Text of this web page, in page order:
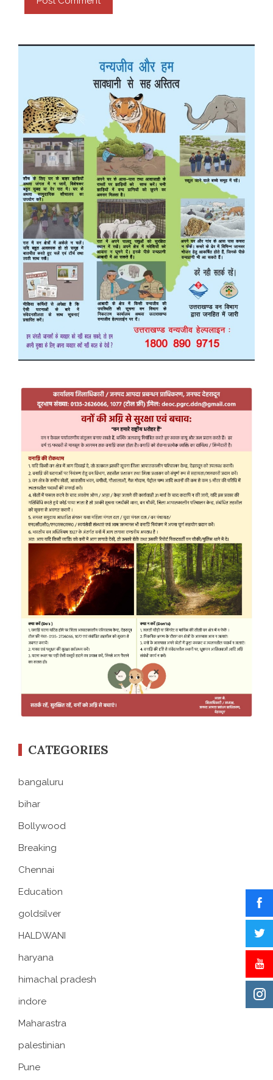
CATEGORIES
bangaluru
bihar
Bollywood
Breaking
Chennai
Education
goldsilver
HALDWANI
haryana
himachal pradesh
indore
Maharastra
palestinian
Pune